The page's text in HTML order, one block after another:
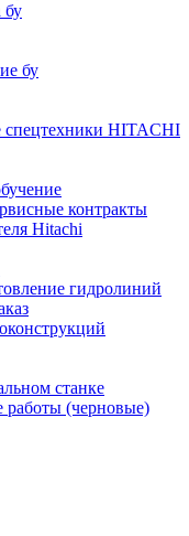
бу
бу
спецтехники HITACHI
контракты
Hitachi
гидролиний
станке
работы (черновые)